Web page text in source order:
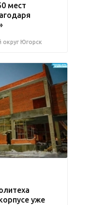
мест
округ Югорск
уже